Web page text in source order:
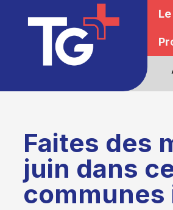
Faites des
juin dans
communes